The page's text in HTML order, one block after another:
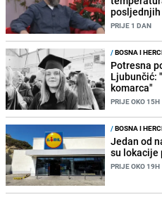
PRIJE 1 DAN
/BOSNA I
Potresna
Ljubunčić:
komarca"
PRIJE OKO 15H
/BOSNA I
Jedan od
su lokacije
PRIJE OKO 19H